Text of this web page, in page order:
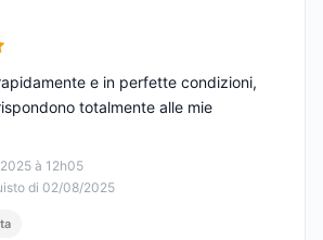
à 12h05
di 02/08/2025
e in perfette condizioni,
totalmente alle mie